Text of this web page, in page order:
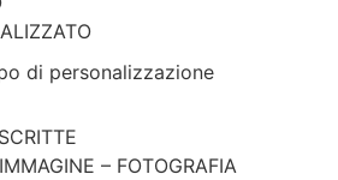
di personalizzazione
– FOTOGRAFIA